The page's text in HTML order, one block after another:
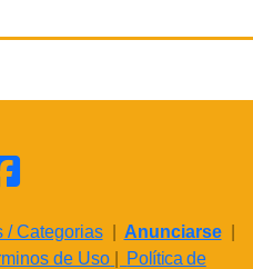
/ Categorias| Anunciarse|
de Uso
Política de